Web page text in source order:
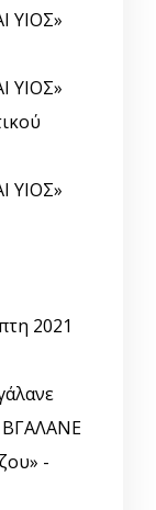
ΥΙΟΣ»
ΥΙΟΣ»
ΥΙΟΣ»
2021
-